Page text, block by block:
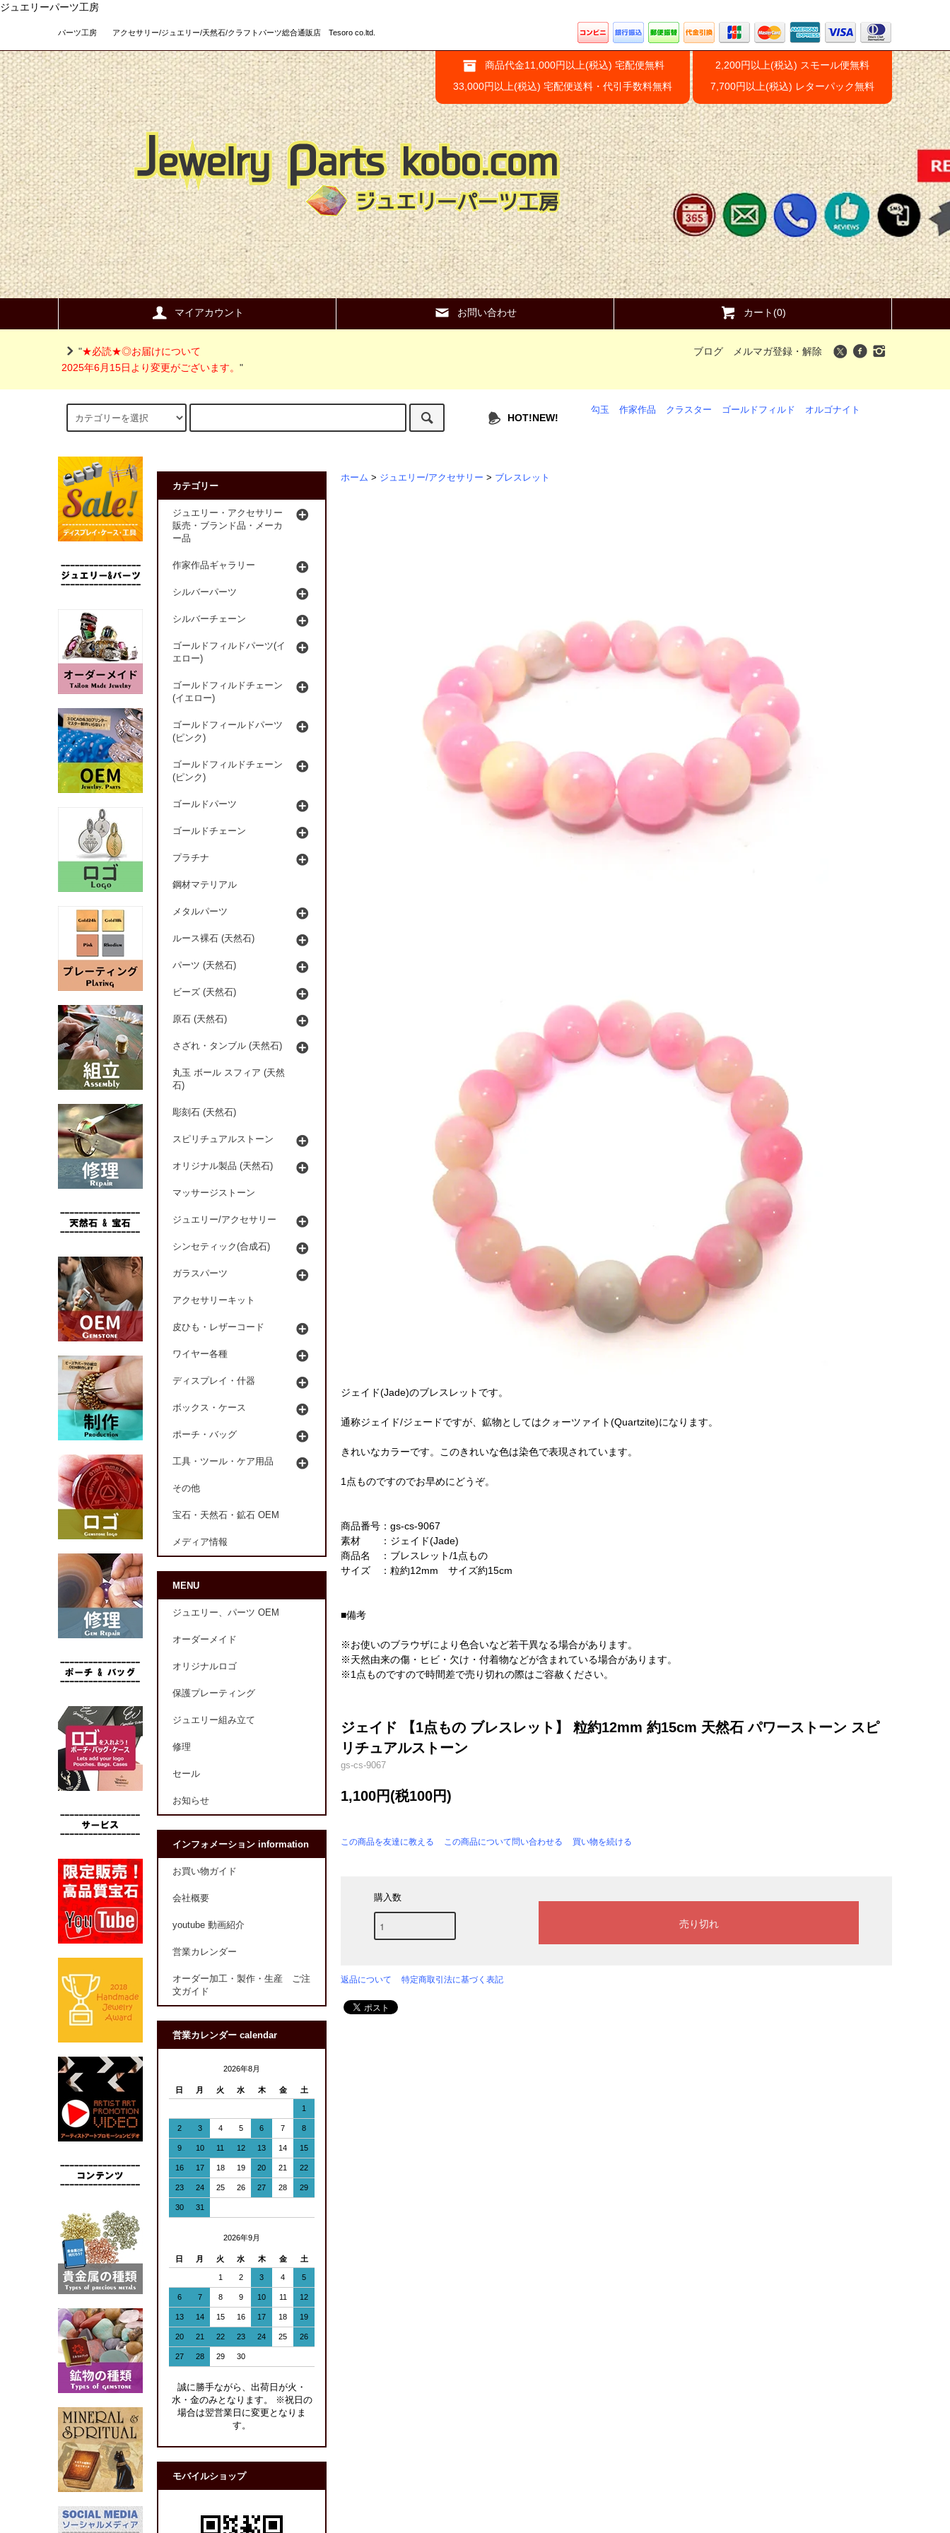
ジュエリーパーツ工房
パーツ工房 アクセサリー/ジュエリー/天然石/クラフトパーツ総合通販店 Tesoro co.ltd.
商品代金11,000円以上(税込) 宅配便無料
33,000円以上(税込) 宅配便送料・代引手数料無料
2,200円以上(税込) スモール便無料
7,700円以上(税込) レターパック無料
マイアカウント お問い合わせ カート(0)
"★必読★◎お届けについて
2025年6月15日より変更がございます。 "
ブログ メルマガ登録・解除
HOT!NEW!
勾玉 作家作品 クラスター ゴールドフィルド オルゴナイト
ホーム > ジュエリー/アクセサリー > ブレスレット
ジェイド(Jade)のブレスレットです。
通称ジェイド/ジェードですが、鉱物としてはクォーツァイト(Quartzite)になります。
きれいなカラーです。このきれいな色は染色で表現されています。
1点ものですのでお早めにどうぞ。
商品番号：gs-cs-9067
素材 ：ジェイド(Jade)
商品名 ：ブレスレット/1点もの
サイズ ：粒約12mm サイズ約15cm
■備考
※お使いのブラウザにより色合いなど若干異なる場合があります。
※天然由来の傷・ヒビ・欠け・付着物などが含まれている場合があります。
※1点ものですので時間差で売り切れの際はご容赦ください。
ジェイド 【1点もの ブレスレット】 粒約12mm 約15cm 天然石 パワーストーン スピ
リチュアルストーン
gs-cs-9067
1,100円(税100円)
この商品を友達に教える この商品について問い合わせる 買い物を続ける
購入数
返品について 特定商取引法に基づく表記
カテゴリー
ジュエリー・アクセサリー
販売・ブランド品・メーカ
ー品
作家作品ギャラリー
シルバーパーツ
シルバーチェーン
ゴールドフィルドパーツ(イ
エロー)
ゴールドフィルドチェーン
(イエロー)
ゴールドフィールドパーツ
(ピンク)
ゴールドフィルドチェーン
(ピンク)
ゴールドパーツ
ゴールドチェーン
プラチナ
鋼材マテリアル
メタルパーツ
ルース裸石 (天然石)
パーツ (天然石)
ビーズ (天然石)
原石 (天然石)
さざれ・タンブル (天然石)
丸玉 ボール スフィア (天然
石)
彫刻石 (天然石)
スピリチュアルストーン
オリジナル製品 (天然石)
マッサージストーン
ジュエリー/アクセサリー
シンセティック(合成石)
ガラスパーツ
アクセサリーキット
皮ひも・レザーコード
ワイヤー各種
ディスプレイ・什器
ボックス・ケース
ポーチ・バッグ
工具・ツール・ケア用品
その他
宝石・天然石・鉱石 OEM
メディア情報
MENU
ジュエリー、パーツ OEM
オーダーメイド
オリジナルロゴ
保護プレーティング
ジュエリー組み立て
修理
セール
お知らせ
インフォメーション information
お買い物ガイド
会社概要
youtube 動画紹介
営業カレンダー
オーダー加工・製作・生産 ご注
文ガイド
営業カレンダー calendar
2026年8月
日 月 火 水 木 金 土
1
2 3 4 5 6 7 8
9 10 11 12 13 14 15
16 17 18 19 20 21 22
23 24 25 26 27 28 29
30 31
2026年9月
日 月 火 水 木 金 土
1 2 3 4 5
6 7 8 9 10 11 12
13 14 15 16 17 18 19
20 21 22 23 24 25 26
27 28 29 30
誠に勝手ながら、出荷日が火・
水・金のみとなります。 ※祝日の
場合は翌営業日に変更となりま
す。
モバイルショップ